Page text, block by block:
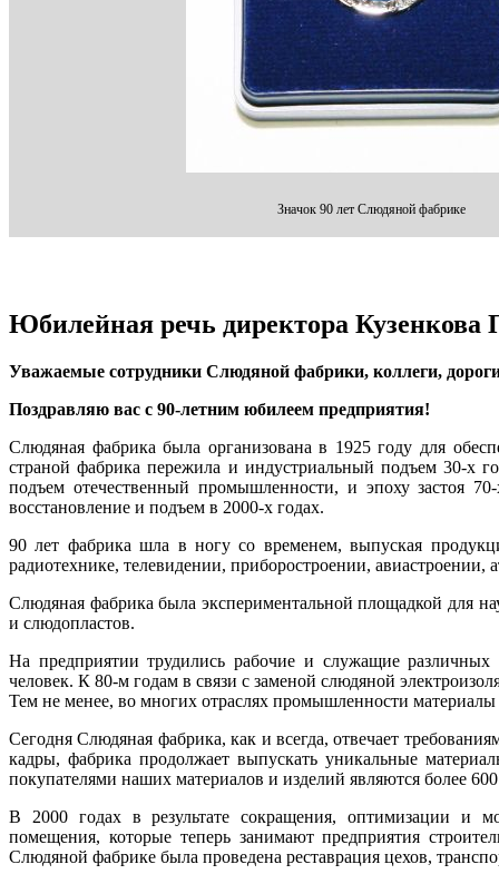
Значок 90 лет Слюдяной фабрике
Юбилейная речь директора Кузенкова
Уважаемые сотрудники Слюдяной фабрики, коллеги,
Поздравляю вас с 90-летним юбилеем предприятия!
Слюдяная фабрика была организована в 1925 году для
страной фабрика пережила и индустриальный подъем 30-х
подъем отечественный промышленности, и эпоху застоя
восстановление и подъем в 2000-х годах.
90 лет фабрика шла в ногу со временем, выпуская
радиотехнике, телевидении, приборостроении,
Слюдяная фабрика была экспериментальной площадкой для
и слюдопластов.
На предприятии трудились рабочие и служащие различных
человек. К 80-м годам в связи с заменой слюдяной
Тем не менее, во многих отраслях промышленности
Сегодня Слюдяная фабрика, как и всегда, отвечает
кадры, фабрика продолжает выпускать уникальные
покупателями наших материалов и изделий являются более
В 2000 годах в результате сокращения, оптимизации и
помещения, которые теперь занимают предприятия
Слюдяной фабрике была проведена реставрация цехов,